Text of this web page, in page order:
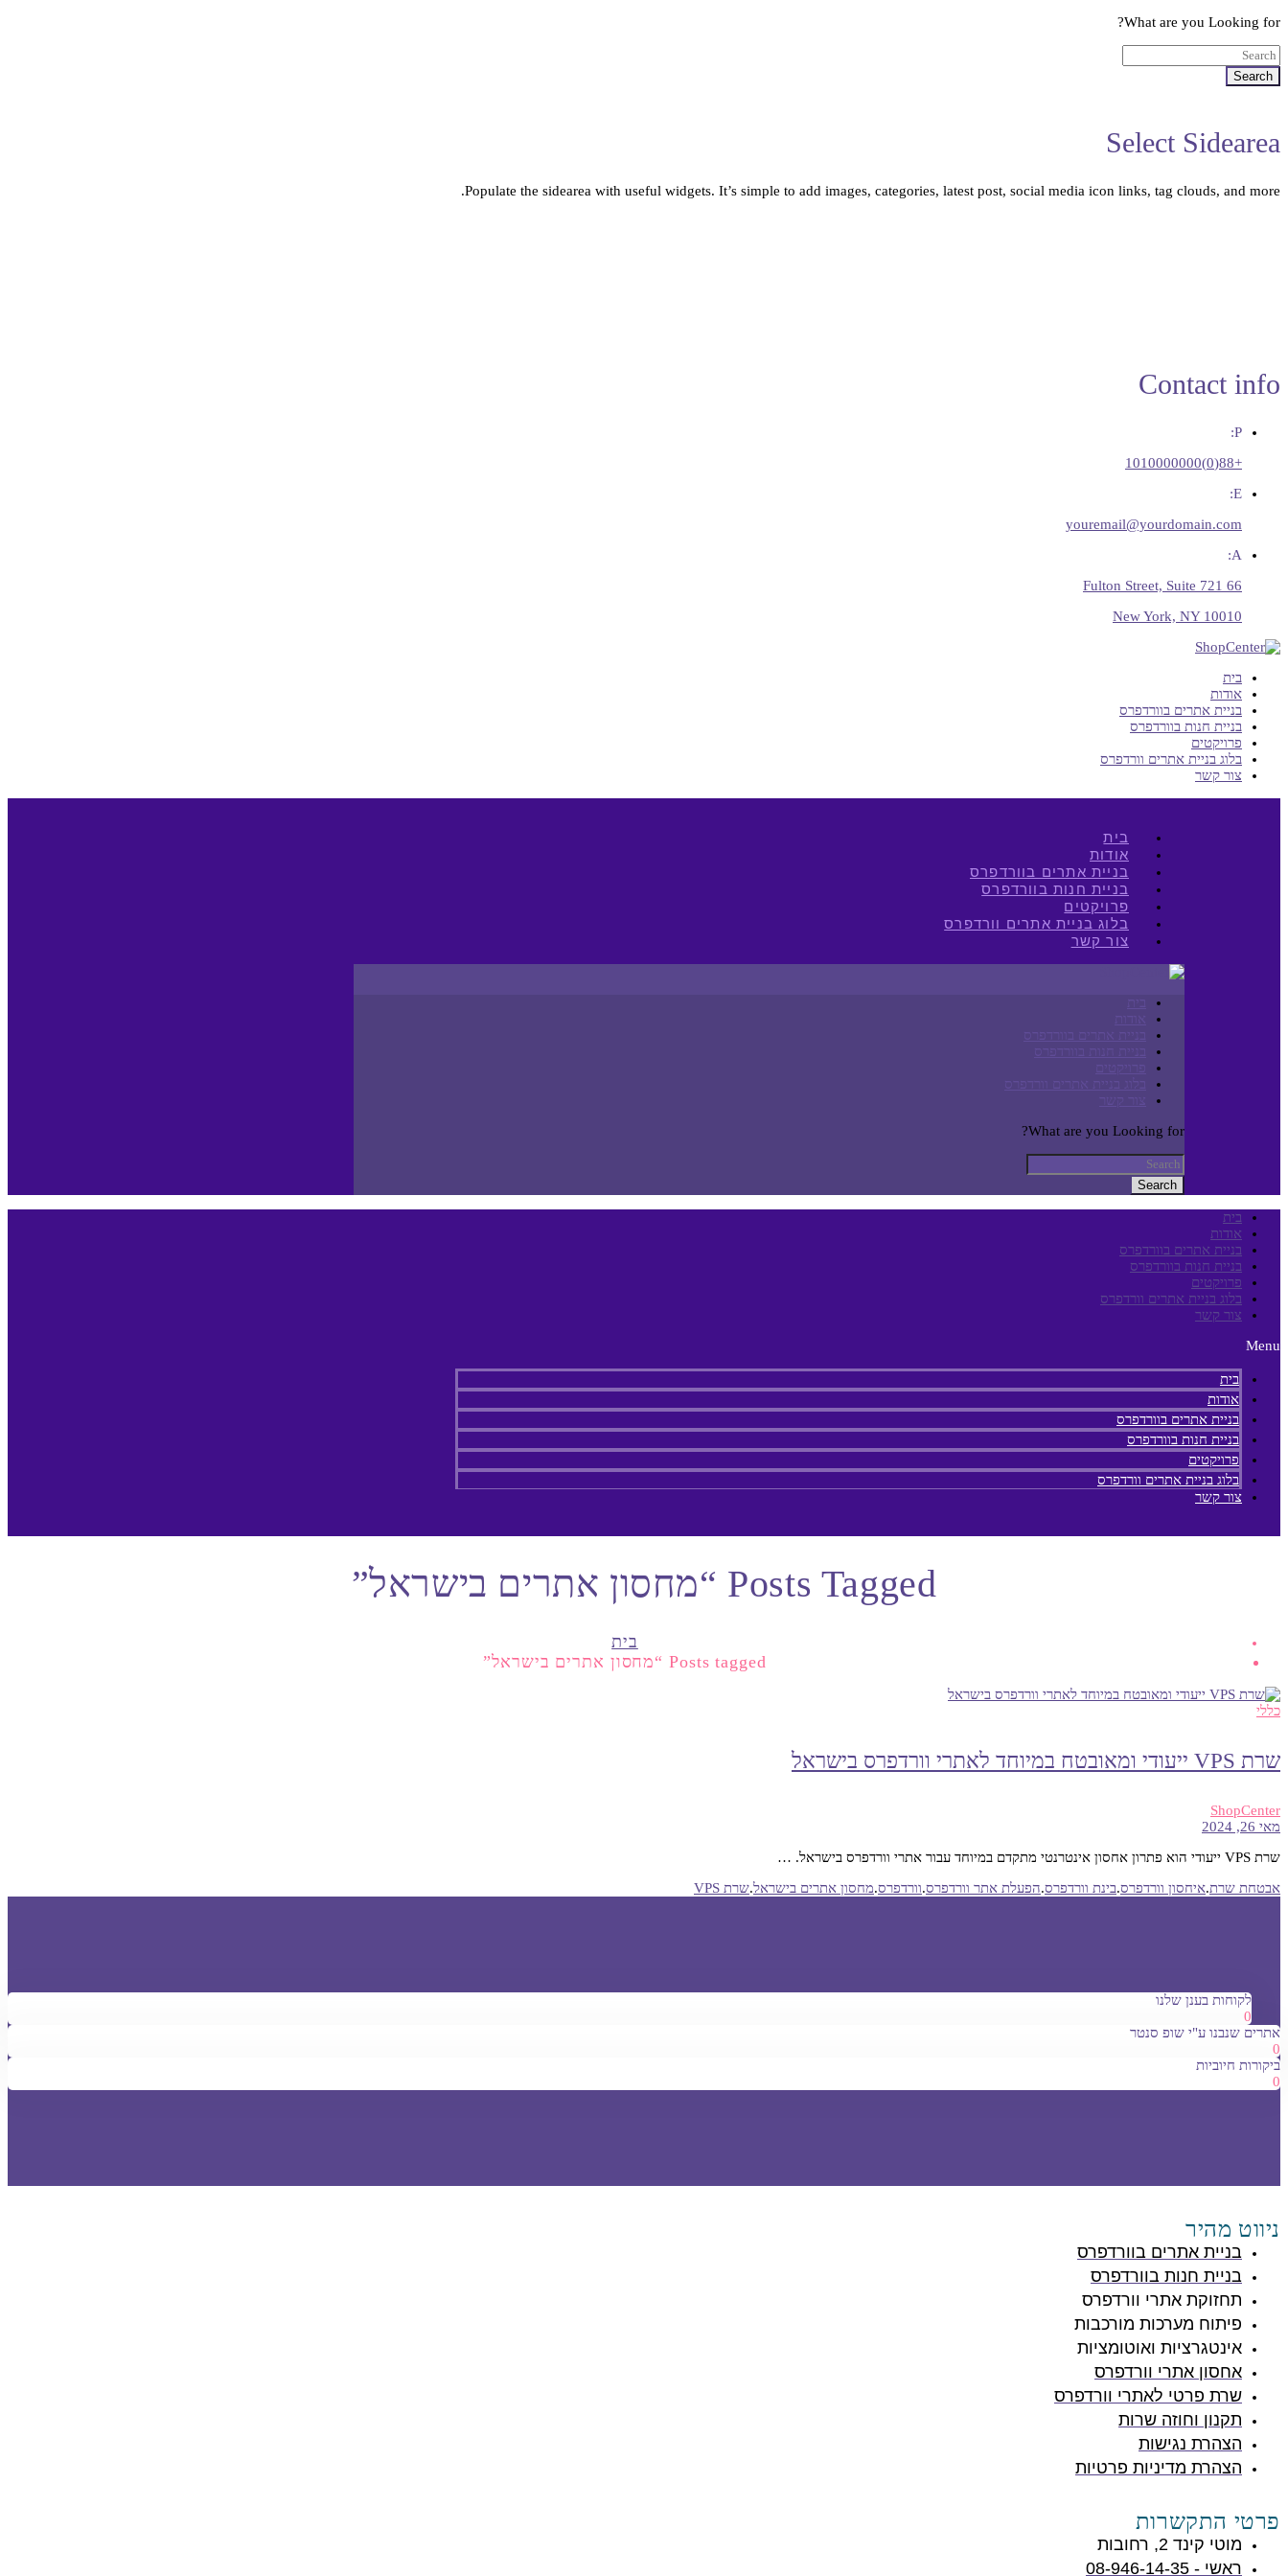
What are you Looking for?
Search
Select Sidearea
Populate the sidearea with useful widgets. It’s simple to add images, categories, latest post, social media icon links, tag clouds, and more.
Contact info
P:
+88(0)1010000000
E:
youremail@yourdomain.com
A:
66 Fulton Street, Suite 721
New York, NY 10010
בית
אודות
בניית אתרים בוורדפרס
בניית חנות בוורדפרס
פרויקטים
בלוג בניית אתרים וורדפרס
צור קשר
בית
אודות
בניית אתרים בוורדפרס
בניית חנות בוורדפרס
פרויקטים
בלוג בניית אתרים וורדפרס
צור קשר
בית
אודות
בניית אתרים בוורדפרס
בניית חנות בוורדפרס
פרויקטים
בלוג בניית אתרים וורדפרס
צור קשר
What are you Looking for?
Search
בית
אודות
בניית אתרים בוורדפרס
בניית חנות בוורדפרס
פרויקטים
בלוג בניית אתרים וורדפרס
צור קשר
Menu
בית
אודות
בניית אתרים בוורדפרס
בניית חנות בוורדפרס
פרויקטים
בלוג בניית אתרים וורדפרס
צור קשר
Posts Tagged “מחסון אתרים בישראל”
בית
Posts tagged “מחסון אתרים בישראל”
כללי
שרת VPS ייעודי ומאובטח במיוחד לאתרי וורדפרס בישראל
ShopCenter
מאי 26, 2024
שרת VPS ייעודי הוא פתרון אחסון אינטרנטי מתקדם במיוחד עבור אתרי וורדפרס בישראל. …
אבטחת שרת.איחסון וורדפרס.בינת וורדפרס.הפעלת אתר וורדפרס.וורדפרס.מחסון אתרים בישראל.שרת VPS
לקוחות בענן שלנו
0
אתרים שנבנו ע"י שופ סנטר
0
ביקורות חיוביות
0
ניווט מהיר
בניית אתרים בוורדפרס
בניית חנות בוורדפרס
תחזוקת אתרי וורדפרס
פיתוח מערכות מורכבות
אינטגרציות ואוטומציות
אחסון אתרי וורדפרס
שרת פרטי לאתרי וורדפרס
תקנון וחוזה שרות
הצהרת נגישות
הצהרת מדיניות פרטיות
פרטי התקשרות
מוטי קינד 2, רחובות
ראשי - 08-946-14-35